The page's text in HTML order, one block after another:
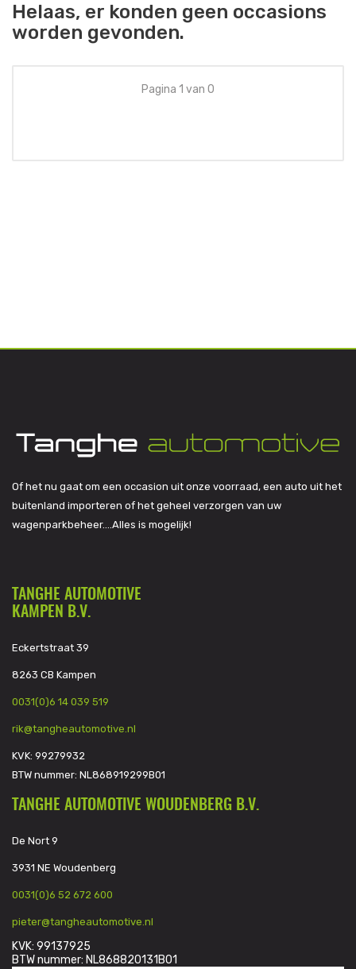
Helaas, er konden geen occasions
worden gevonden.
Pagina 1 van 0
Of het nu gaat om een occasion uit onze voorraad, een auto uit het
buitenland importeren of het geheel verzorgen van uw
wagenparkbeheer….Alles is mogelijk!
TANGHE AUTOMOTIVE
KAMPEN B.V.
Eckertstraat 39
8263 CB Kampen
0031(0)6 14 039 519
rik@tangheautomotive.nl
KVK: 99279932
BTW nummer: NL868919299B01
TANGHE AUTOMOTIVE WOUDENBERG B.V.
De Nort 9
3931 NE Woudenberg
0031(0)6 52 672 600
pieter@tangheautomotive.nl
KVK: 99137925
BTW nummer: NL868820131B01